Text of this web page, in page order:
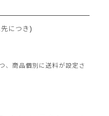
につき)
、商品個別に送料が設定さ